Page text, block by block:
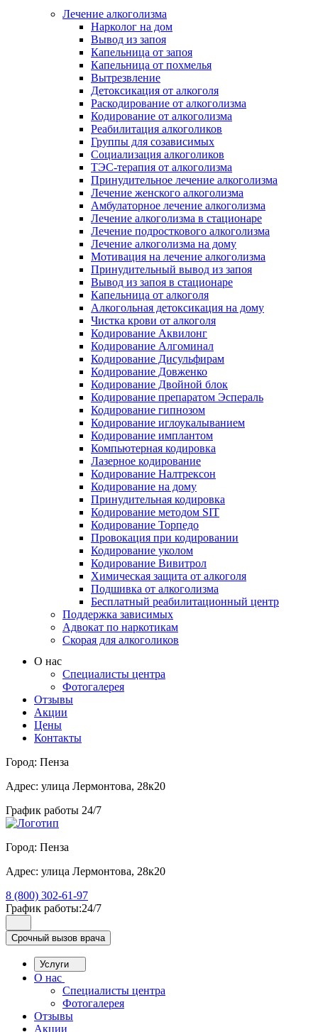
Лечение алкоголизма
Нарколог на дом
Вывод из запоя
Капельница от запоя
Капельница от похмелья
Вытрезвление
Детоксикация от алкоголя
Раскодирование от алкоголизма
Кодирование от алкоголизма
Реабилитация алкоголиков
Группы для созависимых
Социализация алкоголиков
ТЭС-терапия от алкоголизма
Принудительное лечение алкоголизма
Лечение женского алкоголизма
Амбулаторное лечение алкоголизма
Лечение алкоголизма в стационаре
Лечение подросткового алкоголизма
Лечение алкоголизма на дому
Мотивация на лечение алкоголизма
Принудительный вывод из запоя
Вывод из запоя в стационаре
Капельница от алкоголя
Алкогольная детоксикация на дому
Чистка крови от алкоголя
Кодирование Аквилонг
Кодирование Алгоминал
Кодирование Дисульфирам
Кодирование Довженко
Кодирование Двойной блок
Кодирование препаратом Эспераль
Кодирование гипнозом
Кодирование иглоукалыванием
Кодирование имплантом
Компьютерная кодировка
Лазерное кодирование
Кодирование Налтрексон
Кодирование на дому
Принудительная кодировка
Кодирование методом SIT
Кодирование Торпедо
Провокация при кодировании
Кодирование уколом
Кодирование Вивитрол
Химическая защита от алкоголя
Подшивка от алкоголизма
Бесплатный реабилитационный центр
Поддержка зависимых
Адвокат по наркотикам
Скорая для алкоголиков
О нас
Специалисты центра
Фотогалерея
Отзывы
Акции
Цены
Контакты
Город: Пенза
Адрес: улица Лермонтова, 28к20
График работы 24/7
Город: Пенза
Адрес: улица Лермонтова, 28к20
8 (800) 302-61-97
График работы:24/7
Срочный вызов врача
Услуги
О нас
Специалисты центра
Фотогалерея
Отзывы
Акции